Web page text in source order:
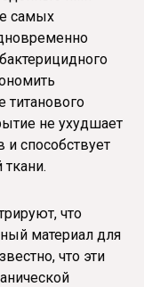
самых
титанового
не ухудшает
и способствует
ткани.
что
материал для
что эти